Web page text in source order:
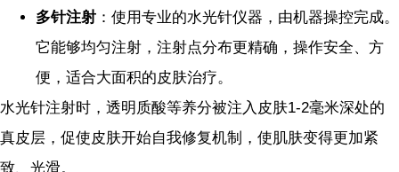
多针注射 ：使用专业的水光针仪器，由机器操控完成。
它能够均匀注射，注射点分布更精确，操作安全、方
便，适合大面积的皮肤治疗。
水光针注射时，透明质酸等养分被注入皮肤1-2毫米深处的
真皮层，促使皮肤开始自我修复机制，使肌肤变得更加紧
致、光滑。